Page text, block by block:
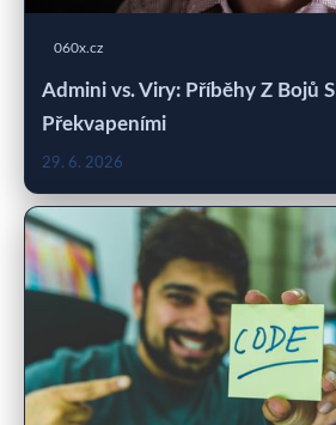
060x.cz
Admini vs. Viry: Příběhy Z Bojů
Překvapeními
29. 6. 2026